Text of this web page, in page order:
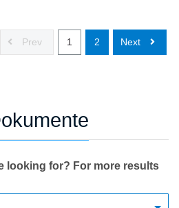
Prev 1 2 Next
looking for? For more results